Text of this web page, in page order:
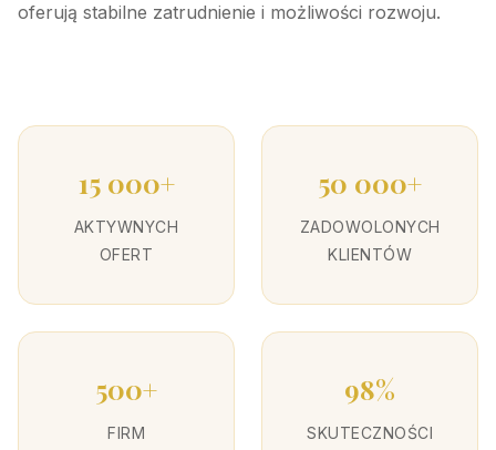
oferują stabilne zatrudnienie i możliwości rozwoju.
15 000+
AKTYWNYCH
OFERT
50 000+
ZADOWOLONYCH
KLIENTÓW
500+
FIRM
98%
SKUTECZNOŚCI